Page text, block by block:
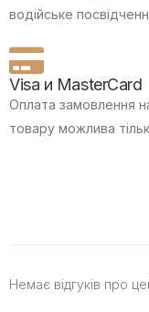
водійське
Visa и MasterCard
Оплата замовлення
товару можлива
Немає відгуків про